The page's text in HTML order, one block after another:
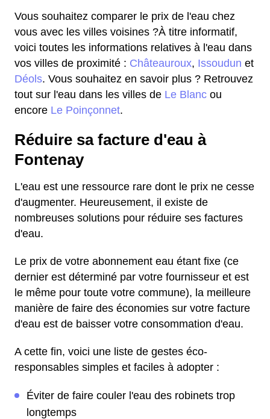
Vous souhaitez comparer le prix de l'eau chez
vous avec les villes voisines ?À titre informatif,
voici toutes les informations relatives à l'eau dans
vos villes de proximité : Châteauroux, Issoudun et
Déols. Vous souhaitez en savoir plus ? Retrouvez
tout sur l'eau dans les villes de Le Blanc ou
encore Le Poinçonnet.
Réduire sa facture d'eau à
Fontenay
L'eau est une ressource rare dont le prix ne cesse
d'augmenter. Heureusement, il existe de
nombreuses solutions pour réduire ses factures
d'eau.
Le prix de votre abonnement eau étant fixe (ce
dernier est déterminé par votre fournisseur et est
le même pour toute votre commune), la meilleure
manière de faire des économies sur votre facture
d'eau est de baisser votre consommation d'eau.
A cette fin, voici une liste de gestes éco-
responsables simples et faciles à adopter :
Éviter de faire couler l'eau des robinets trop
longtemps